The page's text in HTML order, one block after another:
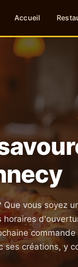
Accueil
vous soyez
horaires
commande
ses créations, y